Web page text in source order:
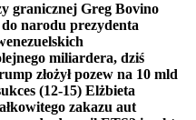
granicznej Greg Bovino
narodu prezydenta
miliardera, dziś
złożył pozew na 10 mld
(12-15) Elżbieta
zakazu aut